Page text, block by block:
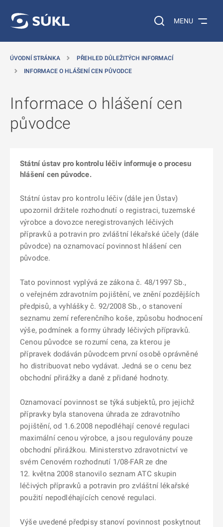
Vyhledávání na
MENU
ÚVODNÍ STRÁNKA
PŘEHLED DŮLEŽITÝCH INFORMACÍ
INFORMACE O HLÁŠENÍ CEN PŮVODCE
Informace o hlášení cen
původce
Státní ústav pro kontrolu léčiv informuje o procesu
hlášení cen původce.
Státní ústav pro kontrolu léčiv (dále jen Ústav)
upozornil držitele rozhodnutí o registraci, tuzemské
výrobce a dovozce neregistrovaných léčivých
přípravků a potravin pro zvláštní lékařské účely (dále
původce) na oznamovací povinnost hlášení cen
původce.
Tato povinnost vyplývá ze zákona č. 48/1997 Sb.,
o veřejném zdravotním pojištění, ve znění pozdějších
předpisů, a vyhlášky č. 92/2008 Sb., o stanovení
seznamu zemí referenčního koše, způsobu hodnocení
výše, podmínek a formy úhrady léčivých přípravků.
Cenou původce se rozumí cena, za kterou je
přípravek dodáván původcem první osobě oprávněné
ho distribuovat nebo vydávat. Jedná se o cenu bez
obchodní přirážky a daně z přidané hodnoty.
Oznamovací povinnost se týká subjektů, pro jejichž
přípravky byla stanovena úhrada ze zdravotního
pojištění, od 1.6.2008 nepodléhají cenové regulaci
maximální cenou výrobce, a jsou regulovány pouze
obchodní přirážkou. Ministerstvo zdravotnictví ve
svém Cenovém rozhodnutí 1/08-FAR ze dne
12. května 2008 stanovilo seznam ATC skupin
léčivých přípravků a potravin pro zvláštní lékařské
použití nepodléhajících cenové regulaci.
Výše uvedené předpisy stanoví povinnost poskytnout